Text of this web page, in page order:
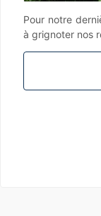
Pour notre
à grignoter nos